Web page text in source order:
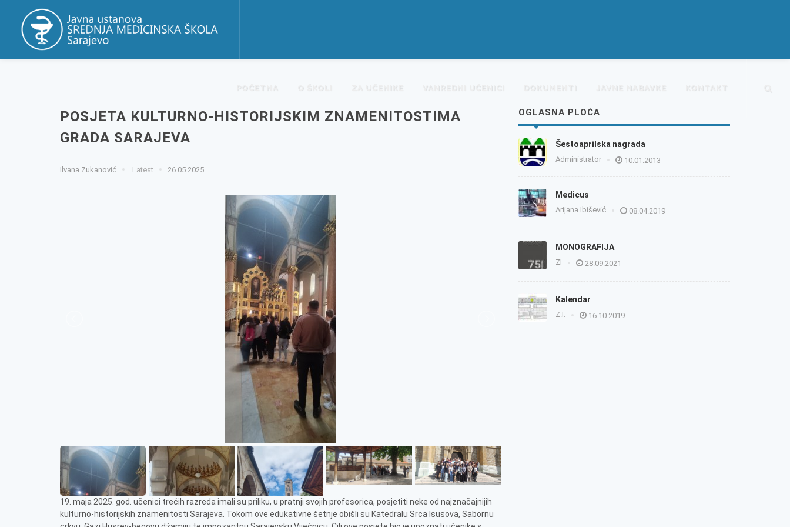
POČETNA O ŠKOLI ZA UČENIKE VANREDNI UČENICI DOKUMENTI JAVNE NABAVKE KONTAKT
POSJETA KULTURNO-HISTORIJSKIM ZNAMENITOSTIMA
GRADA SARAJEVA
Ilvana Zukanović Latest 26.05.2025
19. maja 2025. god. učenici trećih razreda imali su priliku, u pratnji svojih profesorica, posjetiti neke od najznačajnijih
kulturno-historijskih znamenitosti Sarajeva. Tokom ove edukativne šetnje obišli su Katedralu Srca Isusova, Sabornu
OGLASNA PLOČA
Šestoaprilska nagrada
Administrator 10.01.2013
Medicus
Arijana Ibišević 08.04.2019
MONOGRAFIJA
ZI 28.09.2021
Kalendar
Z.I. 16.10.2019